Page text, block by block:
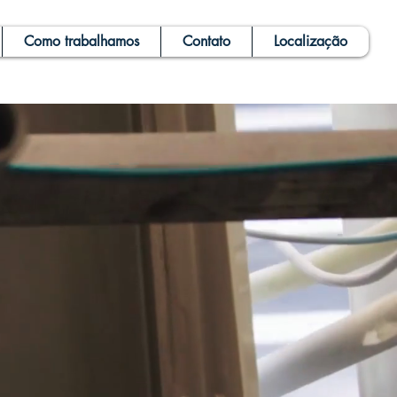
Como trabalhamos Contato Localização